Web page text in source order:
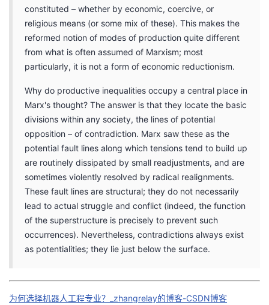
constituted – whether by economic, coercive, or
religious means (or some mix of these). This makes the
reformed notion of modes of production quite different
from what is often assumed of Marxism; most
particularly, it is not a form of economic reductionism.
Why do productive inequalities occupy a central place in
Marx's thought? The answer is that they locate the basic
divisions within any society, the lines of potential
opposition – of contradiction. Marx saw these as the
potential fault lines along which tensions tend to build up
are routinely dissipated by small readjustments, and are
sometimes violently resolved by radical realignments.
These fault lines are structural; they do not necessarily
lead to actual struggle and conflict (indeed, the function
of the superstructure is precisely to prevent such
occurrences). Nevertheless, contradictions always exist
as potentialities; they lie just below the surface.
为何选择机器人工程专业？_zhangrelay的博客-CSDN博客